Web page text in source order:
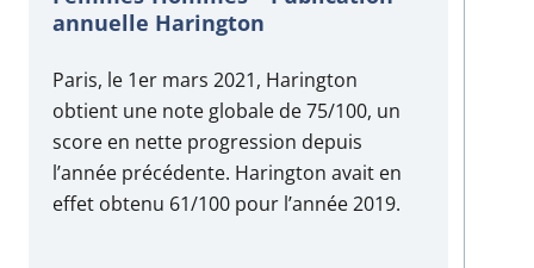
annuelle Harington
Paris, le 1er mars 2021, Harington
obtient une note globale de 75/100, un
score en nette progression depuis
l’année précédente. Harington avait en
effet obtenu 61/100 pour l’année 2019.